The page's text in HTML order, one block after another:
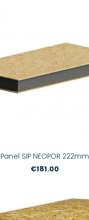
Panel SIP NEOPOR 222mm
€181.00